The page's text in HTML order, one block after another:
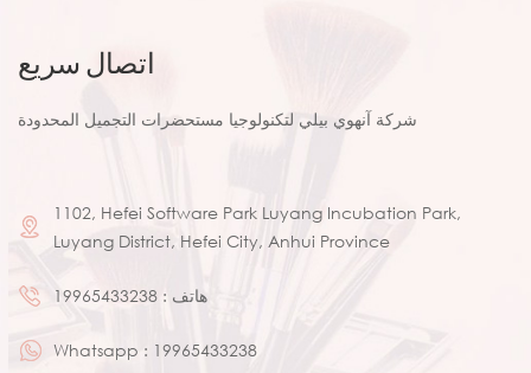
اتصال سريع
شركة آنهوي بيلي لتكنولوجيا مستحضرات التجميل المحدودة
1102, Hefei Software Park Luyang Incubation Park,
Luyang District, Hefei City, Anhui Province
هاتف : 19965433238
Whatsapp : 19965433238